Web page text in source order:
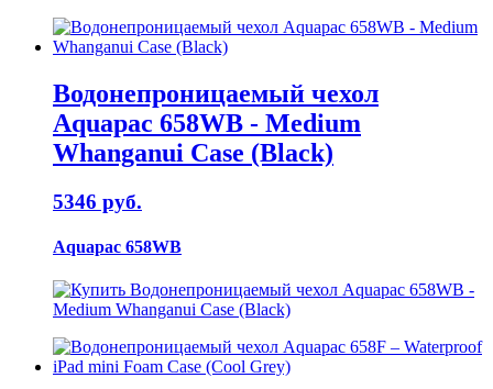
Водонепроницаемый чехол
Aquapac 658WB - Medium
Whanganui Case (Black)
5346 руб.
Aquapac 658WB